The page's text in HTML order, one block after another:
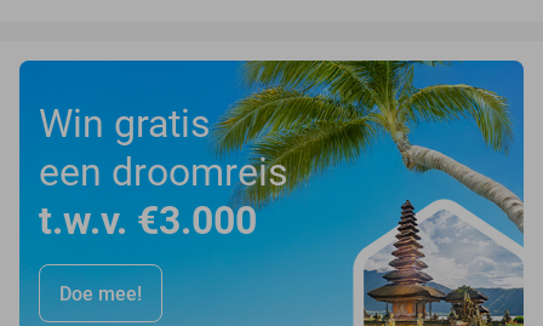
Win gratis
een droomreis
t.w.v. €3.000
Doe mee!